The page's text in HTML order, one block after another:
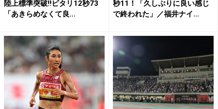
陸上標準突破!!ピタリ12秒73
「あきらめなくて良...
秒11！「久しぶりに良い感じ
で終われた」／福井ナイ...